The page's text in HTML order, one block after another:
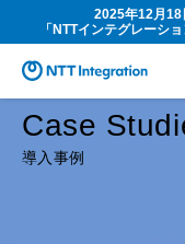
2025年12月18
「NTTインテグレーシ
Case
導入事例